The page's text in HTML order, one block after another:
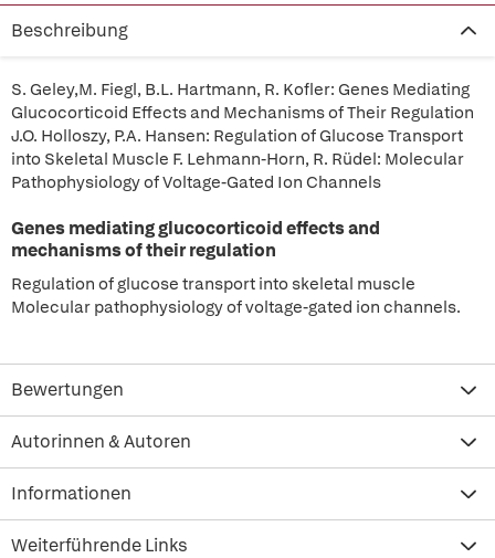
Beschreibung
S. Geley,M. Fiegl, B.L. Hartmann, R. Kofler: Genes Mediating
Glucocorticoid Effects and Mechanisms of Their Regulation
J.O. Holloszy, P.A. Hansen: Regulation of Glucose Transport
into Skeletal Muscle F. Lehmann-Horn, R. Rüdel: Molecular
Pathophysiology of Voltage-Gated Ion Channels
Genes mediating glucocorticoid effects and
mechanisms of their regulation
Regulation of glucose transport into skeletal muscle
Molecular pathophysiology of voltage-gated ion channels.
Bewertungen
Autorinnen & Autoren
Informationen
Weiterführende Links